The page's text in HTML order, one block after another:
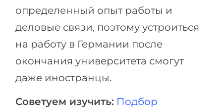
определенный опыт работы и
деловые связи, поэтому устроиться
на работу в Германии после
окончания университета смогут
даже иностранцы.
Советуем изучить: Подбор